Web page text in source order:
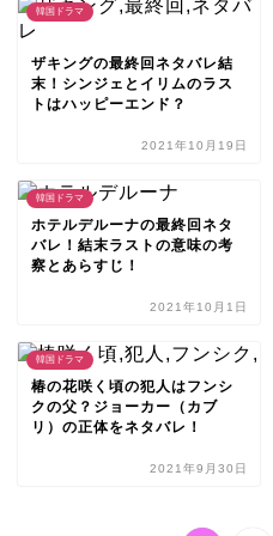
韓国ドラマ
ザキングの最終回ネタバレ結
末！シンジェとイリムのラス
トはハッピーエンド？
2021年10月19日
韓国ドラマ
ホテルデルーナの最終回ネタ
バレ！結末ラストの意味の考
察とあらすじ！
2021年10月1日
韓国ドラマ
椿の花咲く頃の犯人はフンシ
クの父？ジョーカー（カブ
リ）の正体をネタバレ！
2021年9月30日